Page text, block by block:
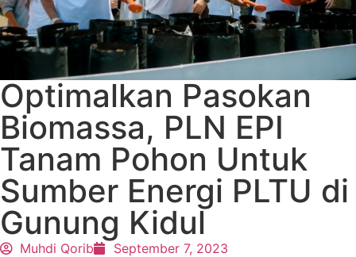
Optimalkan Pasokan
Biomassa, PLN EPI
Tanam Pohon Untuk
Sumber Energi PLTU di
Gunung Kidul
Muhdi Qorib September 7, 2023